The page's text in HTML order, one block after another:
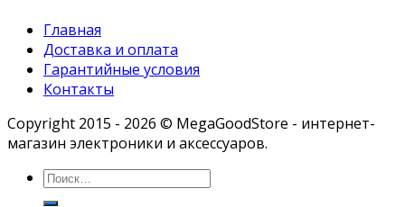
Главная
Доставка и оплата
Гарантийные условия
Контакты
Copyright 2015 - 2026 © MegaGoodStore - интернет-
магазин электроники и аксессуаров.